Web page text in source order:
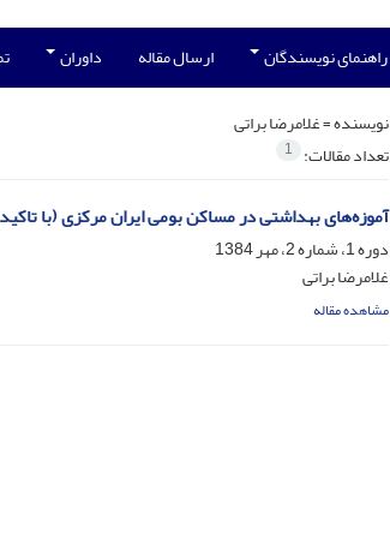
راهنمای نویسندگان ارسال مقاله داوران
نویسنده =غلامرضا براتی
تعداد مقالات: 1
آموزه‌های بهداشتی در مساکن بومی ایران مرکزی (با
دوره 1، شماره 2، مهر 1384
غلامرضا براتی
مشاهده مقاله